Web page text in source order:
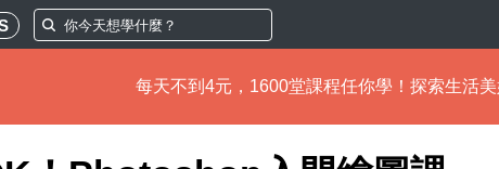
每天不到4元，1600堂課程任你學！探索生活